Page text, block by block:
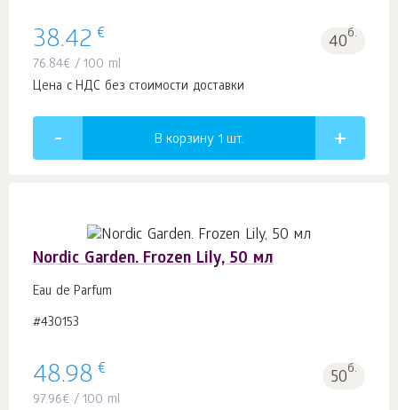
38.42 € 40б.
76.84€ / 100 ml
Цена с НДС без стоимости доставки
В корзину 1 шт.
Nordic Garden. Frozen Lily, 50 мл
Eau de Parfum
#430153
48.98 € 50б.
97.96€ / 100 ml